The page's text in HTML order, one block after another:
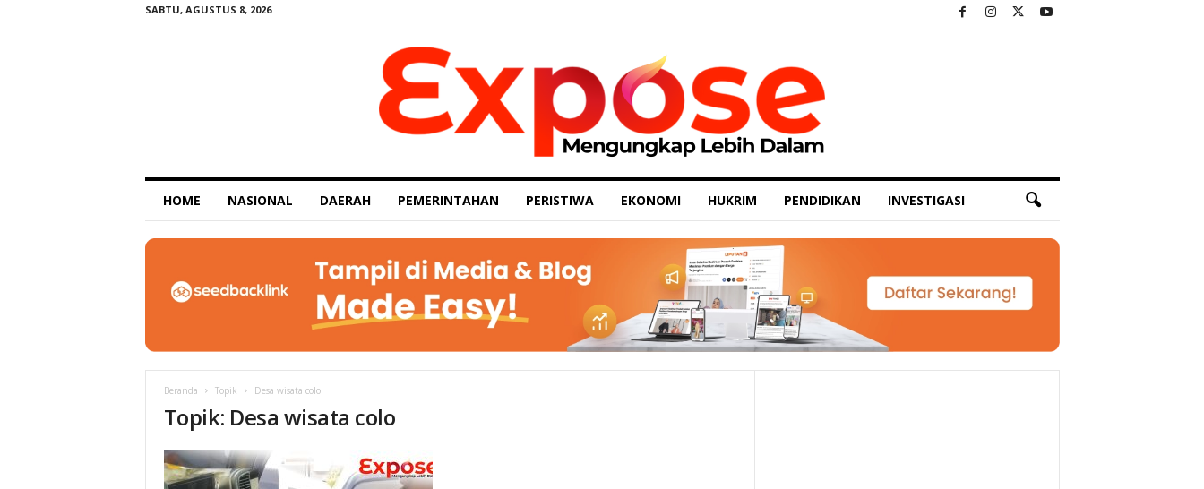
SABTU, AGUSTUS 8, 2026
p
o
HOME NASIONAL DAERAH PEMERINTAHAN PERISTIWA EKONOMI HUKRIM PENDIDIKAN INVESTIGASI
Beranda Topik Desa wisata colo
Topik: Desa wisata colo